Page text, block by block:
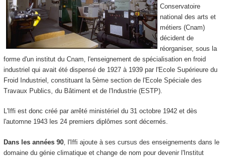
Conservatoire
national des arts et
métiers (Cnam)
décident de
réorganiser, sous la
forme d'un institut du Cnam, l'enseignement de spécialisation en froid
industriel qui avait été dispensé de 1927 à 1939 par l'Ecole Supérieure du
Froid Industriel, constituant la 5ème section de l'Ecole Spéciale des
Travaux Publics, du Bâtiment et de l'Industrie (ESTP).
L'Iffi est donc créé par arrêté ministériel du 31 octobre 1942 et dès
l'automne 1943 les 24 premiers diplômes sont décernés.
Dans les années 90, l'Iffi ajoute à ses cursus des enseignements dans le
domaine du génie climatique et change de nom pour devenir l'Institut